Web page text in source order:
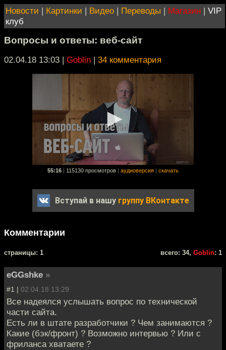
Новости | Картинки | Видео | Переводы | Магазин | VIP
клуб
Вопросы и ответы: веб-сайт
02.04.18 13:03 | Goblin | 34 комментария
55:16 115130 просмотров аудиоверсия скачать
Вступай в нашу группу ВКонтакте
Комментарии
cтраницы: 1 всего: 34, Goblin: 1
eGGshke »
#1 | 02.04.18 13:29
Все надеялся услышать вопрос по технической
части сайта.
Есть ли в штате разработчики ? Чем занимаются ?
Какие (бэк/фронт) ? Возможно интервью ? Или с
фриланса хватаете ?